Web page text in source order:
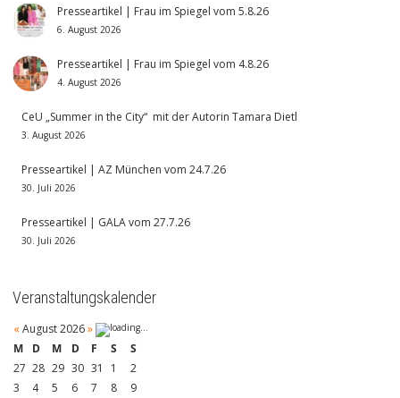
Presseartikel | Frau im Spiegel vom 5.8.26
6. August 2026
Presseartikel | Frau im Spiegel vom 4.8.26
4. August 2026
CeU „Summer in the City“ mit der Autorin Tamara Dietl
3. August 2026
Presseartikel | AZ München vom 24.7.26
30. Juli 2026
Presseartikel | GALA vom 27.7.26
30. Juli 2026
Veranstaltungskalender
« August 2026»
M
D M D F S
S
27 28 29 30 31 1
2
3
4 5 6 7 8
9